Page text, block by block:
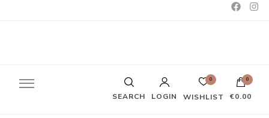
SEARCH LOGIN
0
WISHLIST
0
€0.00